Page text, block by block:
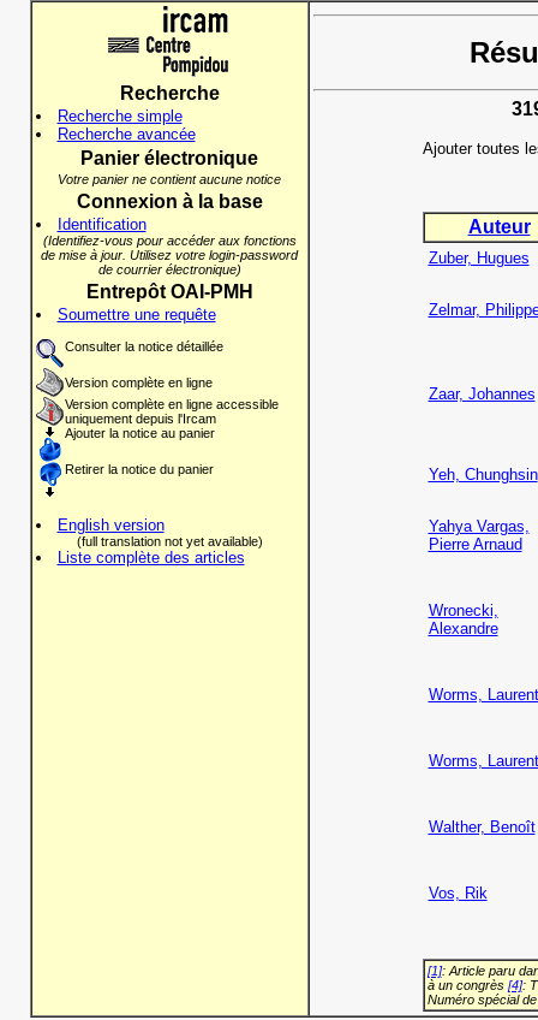
Recherche
Recherche simple
Recherche avancée
Panier électronique
Votre panier ne contient aucune notice
Connexion à la base
Identification
(Identifiez-vous pour accéder aux fonctions
de mise à jour. Utilisez votre login-password
de courrier électronique)
Entrepôt OAI-PMH
Soumettre une requête
Consulter la notice détaillée
Version complète en ligne
Version complète en ligne accessible
uniquement depuis l'Ircam
Ajouter la notice au panier
Retirer la notice du panier
English version
(full translation not yet available)
Liste complète des articles
Ajouter toutes
Auteur
Zuber, Hugues
Zelmar,
Zaar, Johannes
Yeh, Chunghsin
Yahya Vargas,
Pierre Arnaud
Wronecki,
Alexandre
Worms, Laurent
Worms, Laurent
Walther, Benoît
Vos, Rik
[1]: Article paru
à un congrès [4]:
Numéro spécial